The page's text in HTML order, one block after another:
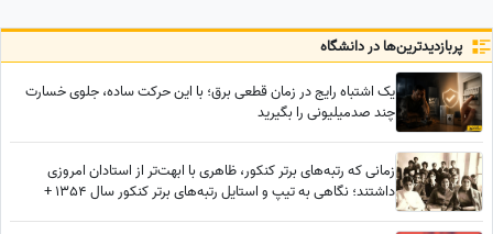
پربازدید‌ترین‌ها در دانشگاه
یک اشتباه رایج در زمان قطعی برق؛ با این حرکت ساده، جلوی خسارت
چند صدمیلیونی را بگیرید
زمانی که رتبه‌های برتر کنکور، ظاهری با ابهت‌تر از استادان امروزی
داشتند؛ نگاهی به تیپ و استایل رتبه‌های برتر کنکور سال 1354 +